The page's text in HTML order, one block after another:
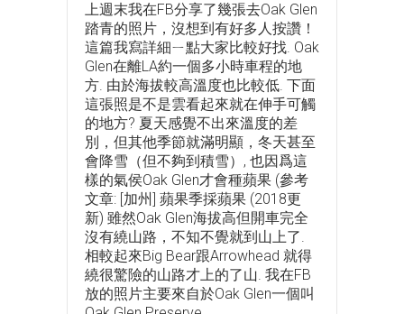
上週末我在FB分享了幾張去Oak Glen
踏青的照片，沒想到有好多人按讚！
這篇我寫詳細ㄧ點大家比較好找. Oak
Glen在離LA約一個多小時車程的地
方. 由於海拔較高溫度也比較低. 下面
這張照是不是雲看起來就在伸手可觸
的地方? 夏天感覺不出來溫度的差
別，但其他季節就滿明顯，冬天甚至
會降雪（但不夠到積雪）, 也因爲這
樣的氣侯Oak Glen才會種蘋果 (參考
文章: [加州] 蘋果季採蘋果 (2018更
新) 雖然Oak Glen海拔高但開車完全
沒有繞山路，不知不覺就到山上了.
相較起來Big Bear跟Arrowhead 就得
繞很驚險的山路才上的了山. 我在FB
放的照片主要來自於Oak Glen一個叫